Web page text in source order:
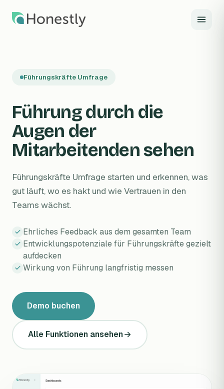
Führungskräfte Umfrage
Führung durch die
Augen der
Mitarbeitenden sehen
Führungskräfte Umfrage starten und erkennen, was
gut läuft, wo es hakt und wie Vertrauen in den
Teams wächst.
Ehrliches Feedback aus dem gesamten Team
Entwicklungspotenziale für Führungskräfte gezielt
aufdecken
Wirkung von Führung langfristig messen
Demo buchen
Alle Funktionen ansehen